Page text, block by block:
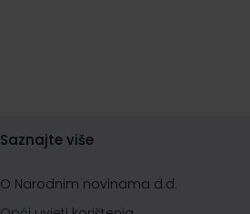
Saznajte više
O Narodnim novinama d.d.